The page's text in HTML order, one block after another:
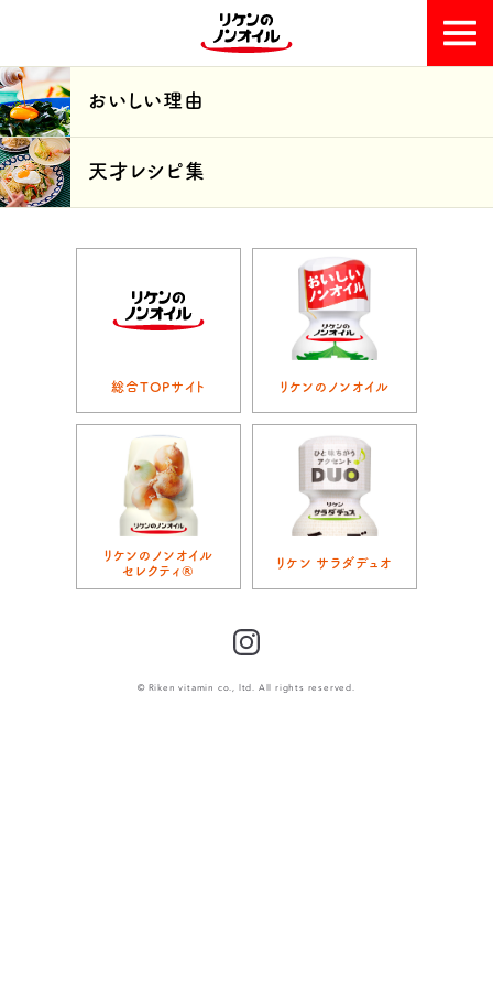
おいしい理由
天才レシピ集
おいしい理由
天才レシピ集
総合TOPサイト リケンのノンオイル
リケンのノンオイル
セレクティ®
リケン サラダデュオ
© Riken vitamin co., ltd. All rights reserved.